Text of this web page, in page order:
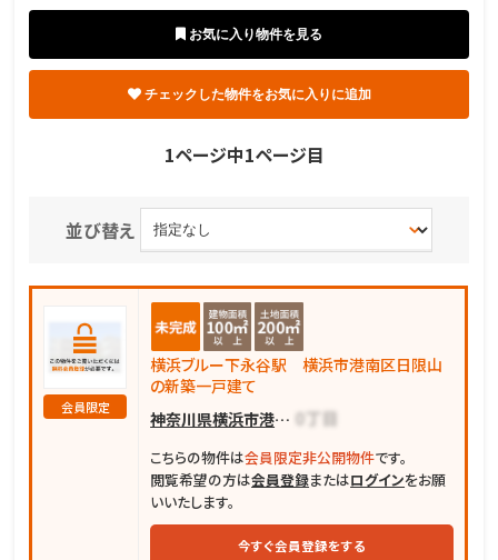
1ページ中1ページ目
並び替え
会員限定
横浜ブルー下永谷駅 横浜市港南区日限山
の新築一戸建て
神奈川県横浜市港南区日限山
こちらの物件は会員限定非公開物件です。
閲覧希望の方は会員登録またはログインをお願
いいたします。
今すぐ会員登録をする